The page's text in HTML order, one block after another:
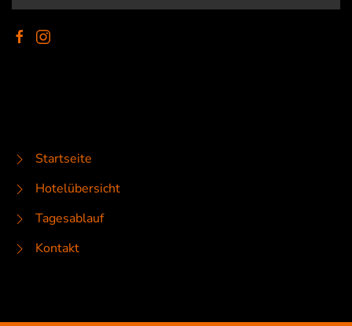
Startseite
Hotelübersicht
Tagesablauf
Kontakt